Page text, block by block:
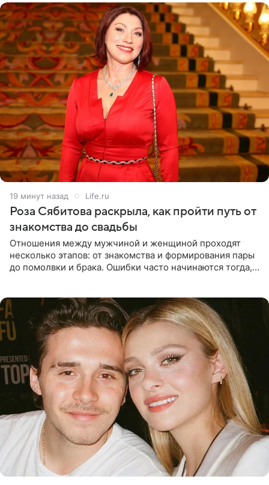
19 минут назад Life.ru
Роза Сябитова раскрыла, как пройти путь от
знакомства до свадьбы
Отношения между мужчиной и женщиной проходят
несколько этапов: от знакомства и формирования пары
до помолвки и брака. Ошибки часто начинаются тогда,